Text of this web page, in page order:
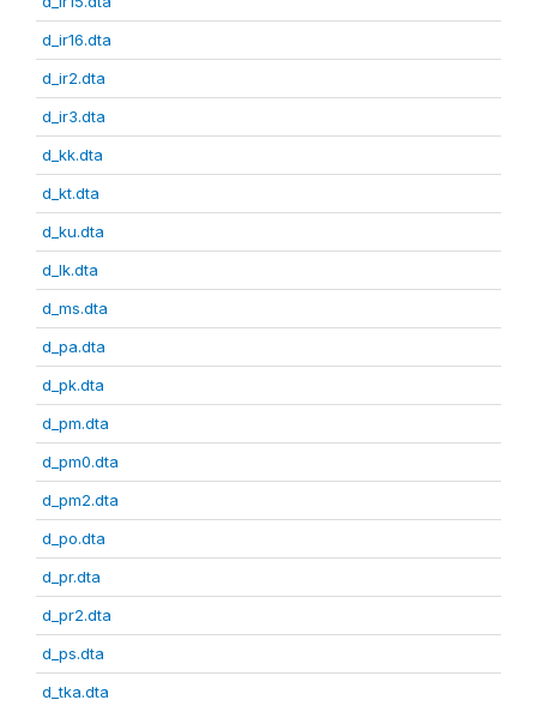
d_ir16.dta
d_ir2.dta
d_ir3.dta
d_kk.dta
d_kt.dta
d_ku.dta
d_lk.dta
d_ms.dta
d_pa.dta
d_pk.dta
d_pm.dta
d_pm0.dta
d_pm2.dta
d_po.dta
d_pr.dta
d_pr2.dta
d_ps.dta
d_tka.dta